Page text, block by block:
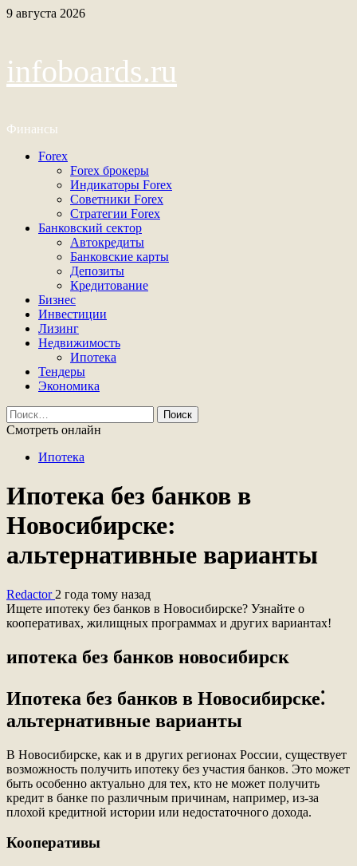
Перейти
9 августа 2026
infoboards.ru
Финансы
Основное
Forex
Forex брокеры
Индикаторы Forex
Советники Forex
Стратегии Forex
Банковский сектор
Автокредиты
Банковские карты
Депозиты
Кредитование
Бизнес
Инвестиции
Лизинг
Недвижимость
Ипотека
Тендеры
Экономика
Найти:
Смотреть онлайн
Ипотека
Ипотека без банков в
Новосибирске:
альтернативные варианты
Redactor 2 года тому назад
Ищете ипотеку без банков в Новосибирске? Узнайте о
кооперативах, жилищных программах и других вариантах!
ипотека без банков новосибирск
Ипотека без банков в Новосибирске⁚
альтернативные варианты
В Новосибирске, как и в других регионах России, существует
возможность получить ипотеку без участия банков. Это может
быть особенно актуально для тех, кто не может получить
кредит в банке по различным причинам, например, из-за
плохой кредитной истории или недостаточного дохода.
Кооперативы